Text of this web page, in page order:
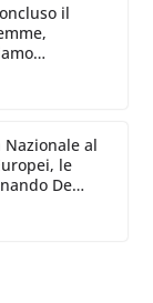
il
dettagli
Nazionale al
le
De